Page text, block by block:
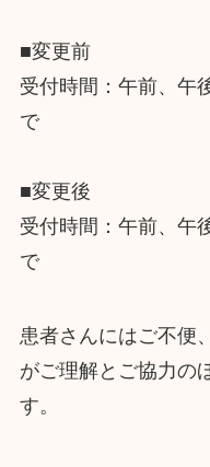
■変更前
受付時間：午前、午
で
■変更後
受付時間：午前、午
で
患者さんにはご不便
がご理解とご協力の
す。